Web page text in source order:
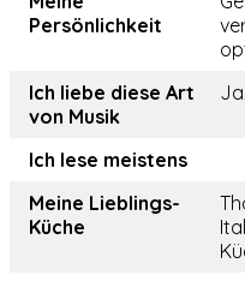
Persönlichkeit
Ich liebe diese Art
von Musik
Ich lese meistens
Meine Lieblings-
Küche